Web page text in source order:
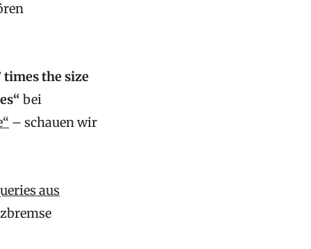
times the size
bei
– schauen wir
aus